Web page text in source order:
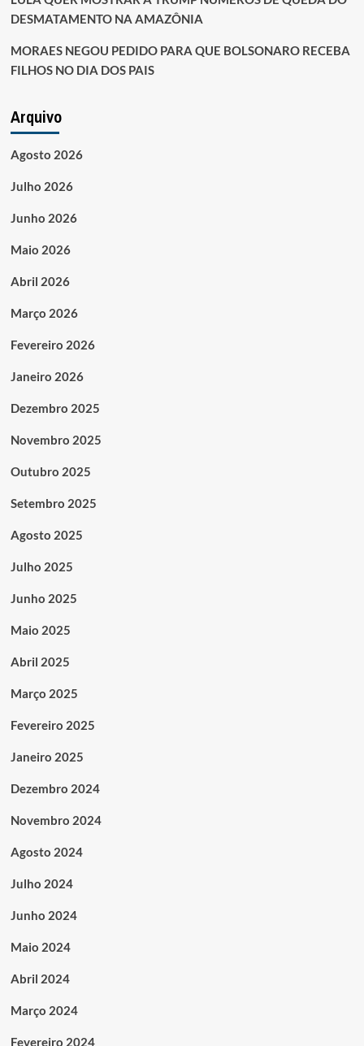
DESMATAMENTO NA AMAZÔNIA
MORAES NEGOU PEDIDO PARA QUE BOLSONARO RECEBA
FILHOS NO DIA DOS PAIS
Arquivo
Agosto 2026
Julho 2026
Junho 2026
Maio 2026
Abril 2026
Março 2026
Fevereiro 2026
Janeiro 2026
Dezembro 2025
Novembro 2025
Outubro 2025
Setembro 2025
Agosto 2025
Julho 2025
Junho 2025
Maio 2025
Abril 2025
Março 2025
Fevereiro 2025
Janeiro 2025
Dezembro 2024
Novembro 2024
Agosto 2024
Julho 2024
Junho 2024
Maio 2024
Abril 2024
Março 2024
Fevereiro 2024